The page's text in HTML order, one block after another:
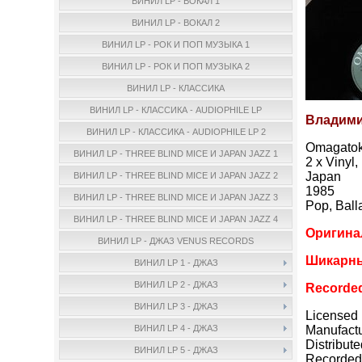
ВИНИЛ LP - ВОКАЛ 2
ВИНИЛ LP - РОК И ПОП МУЗЫКА 1
ВИНИЛ LP - РОК И ПОП МУЗЫКА 2
ВИНИЛ LP - КЛАССИКА
ВИНИЛ LP - КЛАССИКА - AUDIOPHILE LP
ВИНИЛ LP - КЛАССИКА - AUDIOPHILE LP 2
ВИНИЛ LP - THREE BLIND MICE И JAPAN JAZZ 1
ВИНИЛ LP - THREE BLIND MICE И JAPAN JAZZ 2
ВИНИЛ LP - THREE BLIND MICE И JAPAN JAZZ 3
ВИНИЛ LP - THREE BLIND MICE И JAPAN JAZZ 4
ВИНИЛ LP - ДЖАЗ VENUS RECORDS
ВИНИЛ LP 1 - ДЖАЗ
ВИНИЛ LP 2 - ДЖАЗ
ВИНИЛ LP 3 - ДЖАЗ
ВИНИЛ LP 4 - ДЖАЗ
ВИНИЛ LP 5 - ДЖАЗ
2 x Vinyl,
Japan
1985
Pop,